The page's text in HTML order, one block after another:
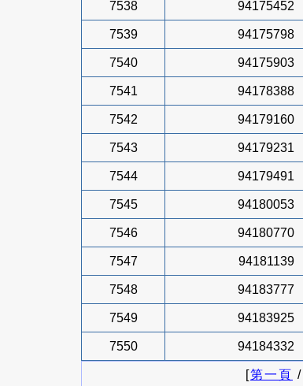
7538 94175452
7539 94175798
7540 94175903
7541 94178388
7542 94179160
7543 94179231
7544 94179491
7545 94180053
7546 94180770
7547 94181139
7548 94183777
7549 94183925
7550 94184332
[第一頁 /